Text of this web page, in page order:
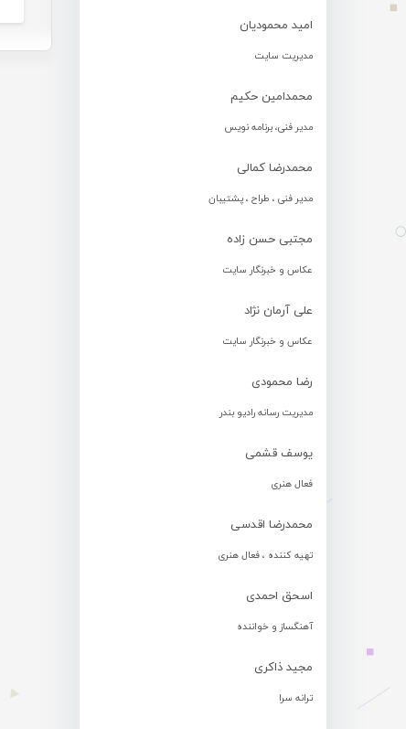
امید محمودیان
مدیریت سایت
محمدامین حکیم
مدیر فنی، برنامه نویس
محمدرضا کمالی
مدیر فنی ، طراح ، پشتیبان
مجتبی حسن زاده
عکاس و خبرنگار سایت
علی آرمان نژاد
عکاس و خبرنگار سایت
رضا محمودی
مدیریت رسانه رادیو بندر
یوسف قشمی
فعال هنری
محمدرضا اقدسی
تهیه کننده ، فعال هنری
اسحق احمدی
آهنگساز و خواننده
مجید ذاکری
ترانه سرا